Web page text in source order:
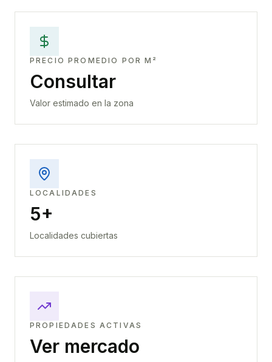
PRECIO PROMEDIO POR M²
Consultar
Valor estimado en la zona
LOCALIDADES
5+
Localidades cubiertas
PROPIEDADES ACTIVAS
Ver mercado